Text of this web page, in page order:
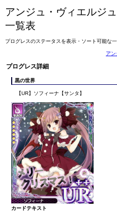
アンジュ・ヴィエルジ
一覧表
プログレスのステータスを表示・ソート可能な
ア
プログレス詳細
黒の世界
【UR】ソフィーナ【サンタ】
カードテキスト